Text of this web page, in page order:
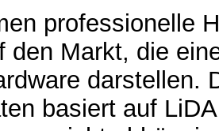
professionelle
den Markt, die
darstellen.
basiert auf